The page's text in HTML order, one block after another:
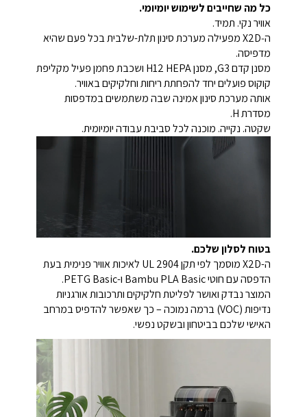
כל מה שחייבים לשימוש יומיומי.
אוויר נקי. תמיד.
ה‑X2D מפעילה מערכת סינון תלת-שלבית בכל פעם שהיא
מדפיסה.
מסנן קדם G3, מסנן H12 HEPA ושכבת פחמן פעיל מקליפת
קוקוס פועלים יחד להפחתת ריחות וחלקיקים באוויר.
אותה מערכת סינון אמינה שבה משתמשים במדפסות
מסדרת H.
שקטה. נקייה. מוכנה לכל סביבת עבודה יומיומית.
בטוח לסלון שלכם.
ה-X2D מוסמך לפי תקן UL 2904 לאיכות אוויר פנימית בעת
הדפסה עם חוטי Bambu PLA Basic ו-PETG Basic.
המוצר נבדק ואושר לפליטת חלקיקים ותרכובות אורגניות
נדיפות (VOC) ברמה נמוכה – כך שאפשר להדפיס במרחב
האישי שלכם בביטחון ובשקט נפשי.